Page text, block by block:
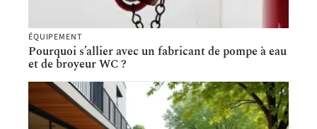
ÉQUIPEMENT
Pourquoi s’allier avec un fabricant de pompe à eau
et de broyeur WC ?